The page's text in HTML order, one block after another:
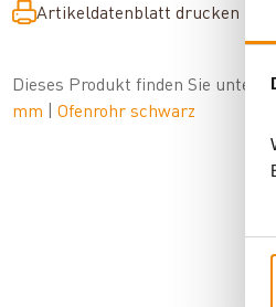
Artikeldatenblatt drucken
Dieses Produkt finden Sie unter:
mm
|Ofenrohr schwarz